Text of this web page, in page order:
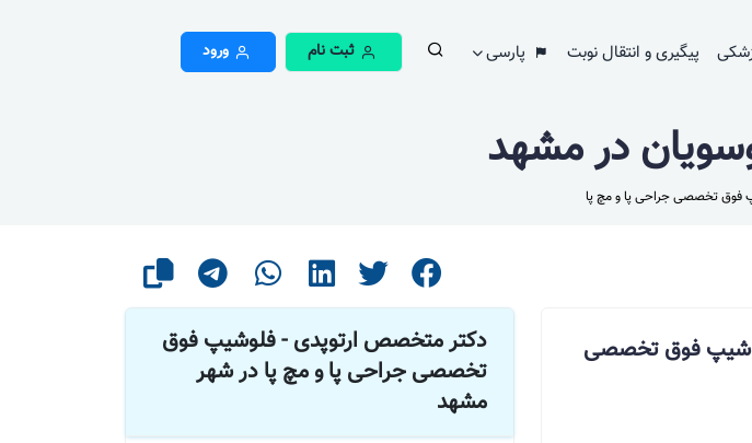
پیگیری و انتقال نوبت پارسی ثبت نام ورود
در مشهد
فوق تخصصی جراحی پا و مچ پا
فوق تخصصی
دکتر متخصص ارتوپدی - فلوشیپ فوق
تخصصی جراحی پا و مچ پا در شهر
مشهد